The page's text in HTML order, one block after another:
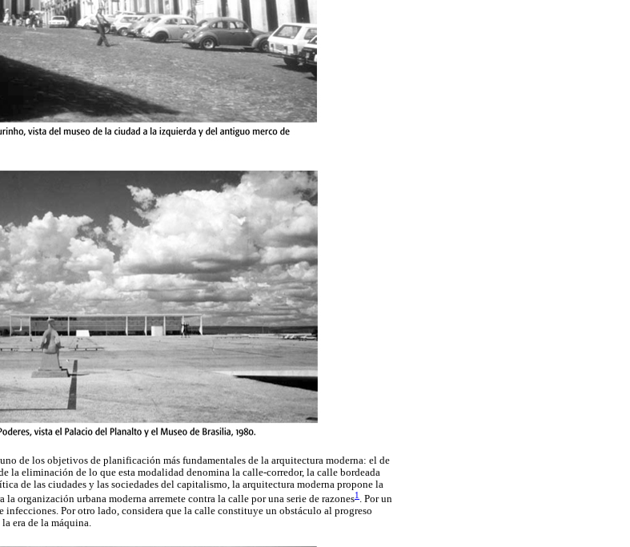
de los objetivos de planificación más fundamentales de la arquitectura moderna: el de
la eliminación de lo que esta modalidad denomina la calle-corredor, la calle bordeada
de las ciudades y las sociedades del capitalismo, la arquitectura moderna propone la
organización urbana moderna arremete contra la calle por una serie de razones1 . Por un
infecciones. Por otro lado, considera que la calle constituye un obstáculo al progreso
era de la máquina.